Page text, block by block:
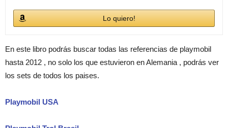
Lo quiero!
En este libro podrás buscar todas las referencias de playmobil
hasta 2012 , no solo los que estuvieron en Alemania , podrás ver
los sets de todos los paises.
Playmobil USA